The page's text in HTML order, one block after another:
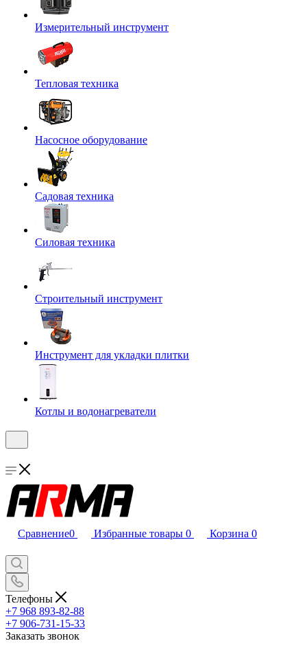
Измерительный инструмент
Тепловая техника
Насосное оборудование
Садовая техника
Силовая техника
Строительный инструмент
Инструмент для укладки плитки
Котлы и водонагреватели
Сравнение0 Избранные товары 0 Корзина 0
Телефоны
+7 968 893-82-88
+7 906-731-15-33
Заказать звонок